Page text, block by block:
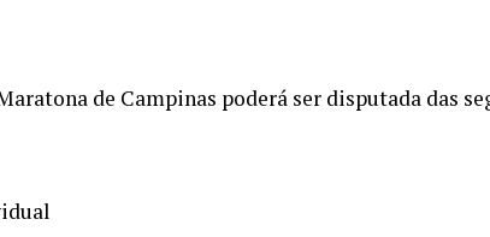
de Campinas poderá ser disputada das